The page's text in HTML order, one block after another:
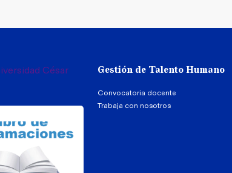
Gestión de Talento Humano
Convocatoria docente
Trabaja con nosotros